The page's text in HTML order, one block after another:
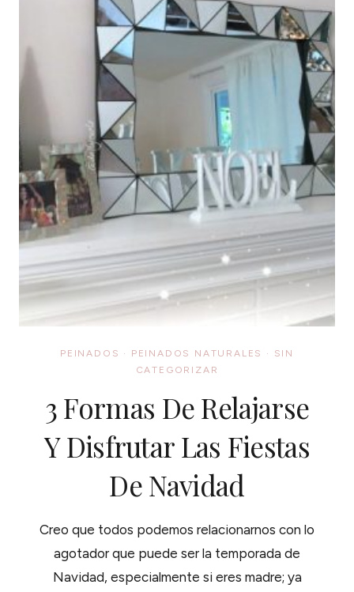
PEINADOS · PEINADOS NATURALES · SIN
CATEGORIZAR
3 Formas De Relajarse
Y Disfrutar Las Fiestas
De Navidad
Creo que todos podemos relacionarnos con lo
agotador que puede ser la temporada de
Navidad, especialmente si eres madre; ya